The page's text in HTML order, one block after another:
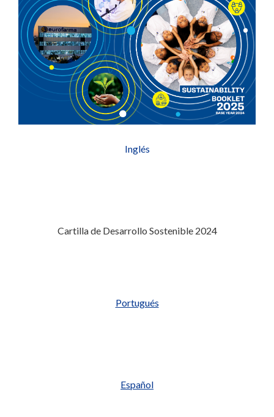
Inglés
Cartilla de Desarrollo Sostenible 2024
Portugués
Español